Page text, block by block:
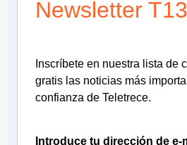
Newsletter T13
Inscríbete en nuestra lista de
gratis las noticias más
confianza de Teletrece.
Introduce tu dirección de e-